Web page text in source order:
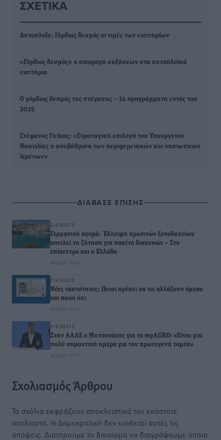
ΣΧΕΤΙΚΆ
Ακτοπλοΐα: Γόρδιος δεσμός οι τιμές των εισιτηρίων
«Γόρδιος δεσμός» η αποφυγή αυξήσεων στα ακτοπλοϊκά
εισιτήρια
Ο γόρδιος δεσμός της στέγασης – 14 προγράμματα εντός του
2025
Στέφανος Γκίκας: «Στρατηγική επιλογή του Υπουργείου
Ναυτιλίας η αναβάθμιση των περιφερειακών και νησιωτικών
λιμένων»
ΔΙΑΒΑΣΕ ΕΠΙΣΗΣ
ΕΙΔΉΣΕΙΣ
Γερμανική αγορά: Έλλειψη προσιτών ξενοδοχείων
απειλεί τη ζήτηση για πακέτα διακοπών – Στο
επίκεντρο και η Ελλάδα
06.08.26 · 17:42
ΕΙΔΉΣΕΙΣ
Νέες ταυτότητες: Ποιοι πρέπει να τις αλλάξουν άμεσα
και ποιοι όχι
06.08.26 · 13:25
ΕΙΔΉΣΕΙΣ
Στην ΑΑΔΕ ο Μητσοτάκης για το myAGRO: «Είναι μια
πολύ σημαντική ημέρα για τον πρωτογενή τομέα»
06.08.26 · 11:37
Σχολιασμός Άρθρου
Τα σχόλια εκφράζουν αποκλειστικά τον εκάστοτε
σχολιαστή. Η Δημοκρατική δεν υιοθετεί αυτές τις
απόψεις. Διατηρούμε το δικαίωμα να διαγράψουμε όποια